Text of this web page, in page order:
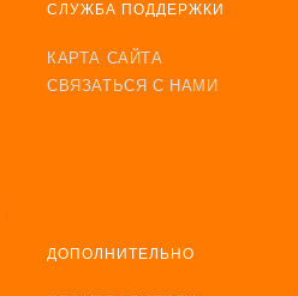
СЛУЖБА ПОДДЕРЖКИ
КАРТА САЙТА
СВЯЗАТЬСЯ С НАМИ
ДОПОЛНИТЕЛЬНО